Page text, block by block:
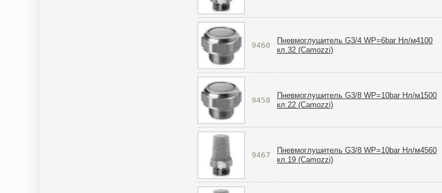
9460
Пневмоглушитель G3/4 WP=6bar Нл/м4100
кл.32 (Camozzi)
9458
Пневмоглушитель G3/8 WP=10bar Нл/м1500
кл.22 (Camozzi)
9467
Пневмоглушитель G3/8 WP=10bar Нл/м4560
кл.19 (Camozzi)